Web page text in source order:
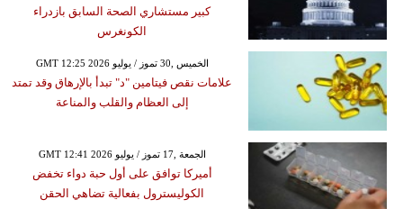
كبير مستشاري الصحة السابق بازدراء
الكونغرس
GMT 12:25 2026 الخميس ,30 تموز / يوليو
علامات نقص فيتامين "د" تبدأ بالإرهاق وقد تمتد
إلى العظام والقلب والمناعة
GMT 12:41 2026 الجمعة ,17 تموز / يوليو
أميركا توافق على أول حبة دواء تخفض
الكوليسترول بفعالية تضاهي الحقن